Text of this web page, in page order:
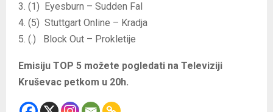
3. (1) Eyesburn – Sudden Fal
4. (5) Stuttgart Online – Kradja
5. (.) Block Out – Prokletije
Emisiju TOP 5 možete pogledati na Televiziji
Kruševac petkom u 20h.